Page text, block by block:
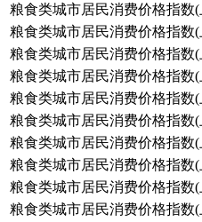
粮食类城市居民消费价格指数
粮食类城市居民消费价格指数
粮食类城市居民消费价格指数
粮食类城市居民消费价格指数(
粮食类城市居民消费价格指数
粮食类城市居民消费价格指数
粮食类城市居民消费价格指数(
粮食类城市居民消费价格指数(
粮食类城市居民消费价格指数(
粮食类城市居民消费价格指数